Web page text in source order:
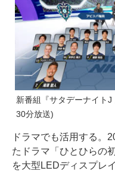
新番組『サタデーナイト
30分放送)
ドラマでも活用する。
たドラマ「ひとひらの
を大型LEDディスプレ